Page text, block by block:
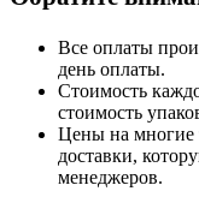
Все оплаты
день оплаты.
Стоимость
стоимость
Цены на многие
доставки,
менеджеров.